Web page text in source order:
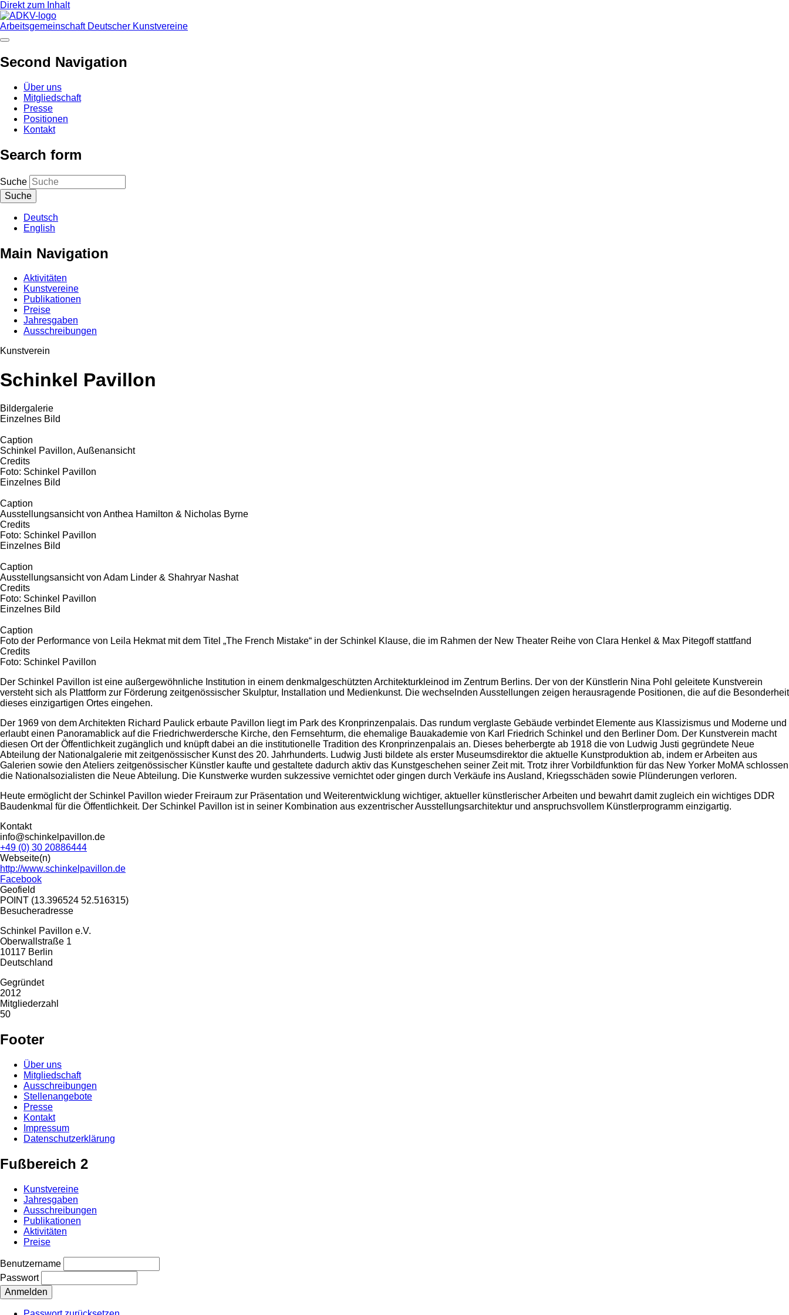
Direkt zum Inhalt
Arbeitsgemeinschaft Deutscher Kunstvereine
Second Navigation
Über uns
Mitgliedschaft
Presse
Positionen
Kontakt
Search form
Suche
Deutsch
English
Main Navigation
Aktivitäten
Kunstvereine
Publikationen
Preise
Jahresgaben
Ausschreibungen
Kunstverein
Schinkel Pavillon
Bildergalerie
Einzelnes Bild
Caption
Schinkel Pavillon, Außenansicht
Credits
Foto: Schinkel Pavillon
Einzelnes Bild
Caption
Ausstellungsansicht von Anthea Hamilton & Nicholas Byrne
Credits
Foto: Schinkel Pavillon
Einzelnes Bild
Caption
Ausstellungsansicht von Adam Linder & Shahryar Nashat
Credits
Foto: Schinkel Pavillon
Einzelnes Bild
Caption
Foto der Performance von Leila Hekmat mit dem Titel „The French Mistake“ in der Schinkel Klause, die im Rahmen der New Theater Reihe von Clara Henkel & Max Pitegoff stattfand
Credits
Foto: Schinkel Pavillon
Der Schinkel Pavillon ist eine außergewöhnliche Institution in einem denkmalgeschützten Architekturkleinod im Zentrum Berlins. Der von der Künstlerin Nina Pohl geleitete Kunstverein
versteht sich als Plattform zur Förderung zeitgenössischer Skulptur, Installation und Medienkunst. Die wechselnden Ausstellungen zeigen herausragende Positionen, die auf die Besonderheit
dieses einzigartigen Ortes eingehen.
Der 1969 von dem Architekten Richard Paulick erbaute Pavillon liegt im Park des Kronprinzenpalais. Das rundum verglaste Gebäude verbindet Elemente aus Klassizismus und Moderne und
erlaubt einen Panoramablick auf die Friedrichwerdersche Kirche, den Fernsehturm, die ehemalige Bauakademie von Karl Friedrich Schinkel und den Berliner Dom. Der Kunstverein macht
diesen Ort der Öffentlichkeit zugänglich und knüpft dabei an die institutionelle Tradition des Kronprinzenpalais an. Dieses beherbergte ab 1918 die von Ludwig Justi gegründete Neue
Abteilung der Nationalgalerie mit zeitgenössischer Kunst des 20. Jahrhunderts. Ludwig Justi bildete als erster Museumsdirektor die aktuelle Kunstproduktion ab, indem er Arbeiten aus
Galerien sowie den Ateliers zeitgenössischer Künstler kaufte und gestaltete dadurch aktiv das Kunstgeschehen seiner Zeit mit. Trotz ihrer Vorbildfunktion für das New Yorker MoMA schlossen
die Nationalsozialisten die Neue Abteilung. Die Kunstwerke wurden sukzessive vernichtet oder gingen durch Verkäufe ins Ausland, Kriegsschäden sowie Plünderungen verloren.
Heute ermöglicht der Schinkel Pavillon wieder Freiraum zur Präsentation und Weiterentwicklung wichtiger, aktueller künstlerischer Arbeiten und bewahrt damit zugleich ein wichtiges DDR
Baudenkmal für die Öffentlichkeit. Der Schinkel Pavillon ist in seiner Kombination aus exzentrischer Ausstellungsarchitektur und anspruchsvollem Künstlerprogramm einzigartig.
Kontakt
info@schinkelpavillon.de
+49 (0) 30 20886444
Webseite(n)
http://www.schinkelpavillon.de
Facebook
Geofield
POINT (13.396524 52.516315)
Besucheradresse
Schinkel Pavillon e.V.
Oberwallstraße 1
10117 Berlin
Deutschland
Gegründet
2012
Mitgliederzahl
50
Footer
Über uns
Mitgliedschaft
Ausschreibungen
Stellenangebote
Presse
Kontakt
Impressum
Datenschutzerklärung
Fußbereich 2
Kunstvereine
Jahresgaben
Ausschreibungen
Publikationen
Aktivitäten
Preise
Benutzername
Passwort